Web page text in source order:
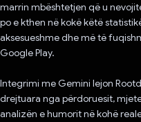
marrin mbështetjen që u
po e kthen në kokë këtë
aksesueshme dhe më të
Google Play.
Integrimi me Gemini lejon
drejtuara nga përdoruesit,
analizën e humorit në kohë